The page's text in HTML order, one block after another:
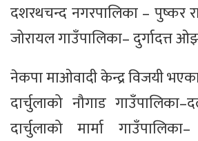
दशरथचन्द नगरपालिका – पुष्कर
जोरायल गाउँपालिका– दुर्गादत्त
नेकपा माओवादी केन्द्र विजयी
दार्चुलाको नौगाड
दार्चुलाको मार्मा